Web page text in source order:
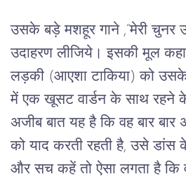
उसके बड़े मशहूर गाने ,“मेरी चुनर
उदाहरण लीजिये। इसकी मूल
लड़की (आएशा टाकिया) को
में एक खूसट वार्डन के साथ रहने
अजीब बात यह है कि वह बार बार
को याद करती रहती है, उसे डांस
और सच कहें तो ऐसा लगता है कि